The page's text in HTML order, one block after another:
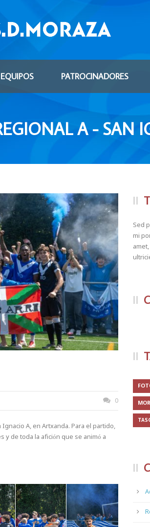
EQUIPOS PATROCINADORES
A - SAN
0
A, en Artxanda. Para el partido,
y de toda la afición que se animó a
Sed
mi